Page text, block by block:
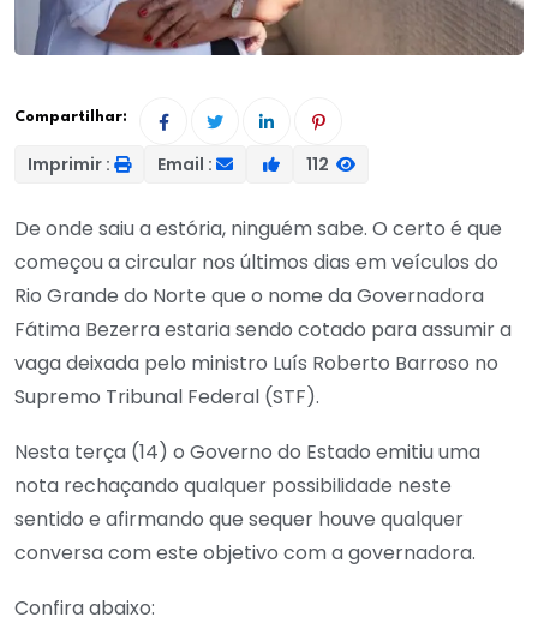
Compartilhar:
Imprimir : Email : 112
De onde saiu a estória, ninguém sabe. O certo é que
começou a circular nos últimos dias em veículos do
Rio Grande do Norte que o nome da Governadora
Fátima Bezerra estaria sendo cotado para assumir a
vaga deixada pelo ministro Luís Roberto Barroso no
Supremo Tribunal Federal (STF).
Nesta terça (14) o Governo do Estado emitiu uma
nota rechaçando qualquer possibilidade neste
sentido e afirmando que sequer houve qualquer
conversa com este objetivo com a governadora.
Confira abaixo: